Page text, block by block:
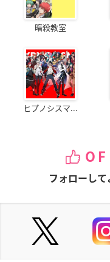
暗殺教室
ヒプノシスマ...
フォローして